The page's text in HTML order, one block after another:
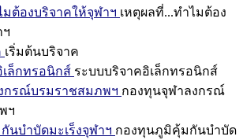
มต้องบริจาคให้จุฬาฯ เหตุผลที่...ทำไมต้อง
เริ่มต้นบริจาค
ล็กทรอนิกส์ ระบบบริจาคอิเล็กทรอนิกส์
กรณ์บรมราชสมภพฯ กองทุนจุฬาลงกรณ์
ฯ
นบำบัดมะเร็งจุฬาฯ กองทุนภูมิคุ้มกันบำบัด